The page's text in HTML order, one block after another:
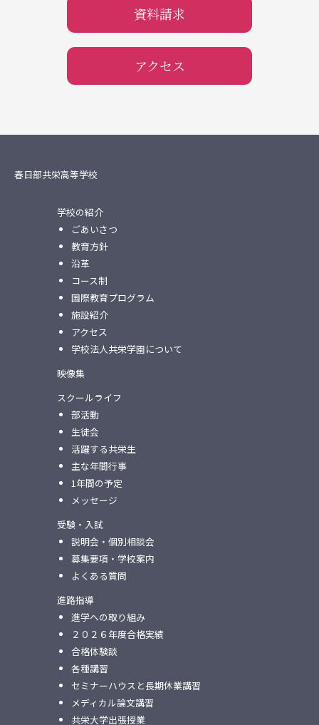
資料請求
アクセス
春日部共栄高等学校
学校の紹介
ごあいさつ
教育方針
沿革
コース制
国際教育プログラム
施設紹介
アクセス
学校法人共栄学園について
映像集
スクールライフ
部活動
生徒会
活躍する共栄生
主な年間行事
1年間の予定
メッセージ
受験・入試
説明会・個別相談会
募集要項・学校案内
よくある質問
進路指導
進学への取り組み
２０２６年度合格実績
合格体験談
各種講習
セミナーハウスと⻑期休業講習
メディカル論⽂講習
共栄⼤学出張授業